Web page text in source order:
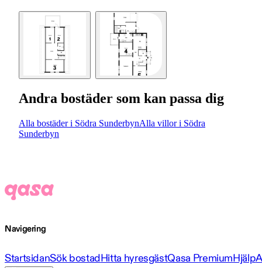
Andra bostäder som kan passa dig
Alla bostäder i Södra SunderbynAlla villor i Södra
Sunderbyn
Navigering
StartsidanSök bostadHitta hyresgästQasa PremiumHjälp